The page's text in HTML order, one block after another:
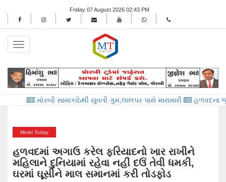
Friday 07 August 2026 02:43 PM
Toggle
navigation
મોરબી સામાકાંઠેથી યુવતી ગુમ,લાલપર પાસે મારામારી હળવદના જુના
Morbi Today
હળવદમાં અગાઉ કરેલ ફરિયાદનો ખાર રાખીને
મહિલાને દુનિયામાં રહેવા નહીં દઉં તેવી ધમકી,
ઘરમાં ઘૂસીને માલ સમાનમાં કરી તોડફોડ